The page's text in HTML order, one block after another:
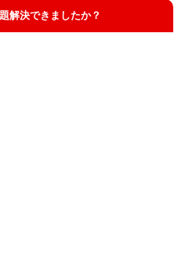
解決できましたか？